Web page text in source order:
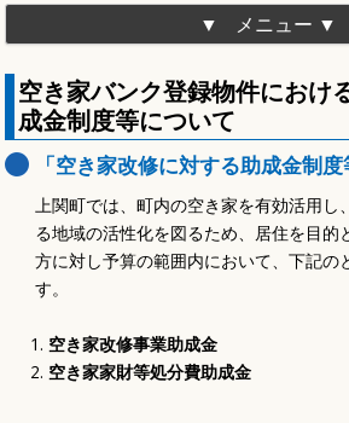
メニュー
空き家バンク登録物件におけ
成金制度等について
「空き家改修に対する助成金制度
上関町では、町内の空き家を有効活用し
る地域の活性化を図るため、居住を目的
方に対し予算の範囲内において、下記の
す。
空き家改修事業助成金
空き家家財等処分費助成金